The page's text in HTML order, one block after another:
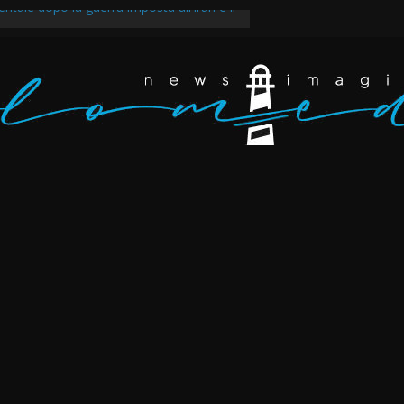
dopo la guerra imposta all’Iran e il
Eravamo dappertutto
il tempo della rabbia e della rivolta a
ancora in marcia